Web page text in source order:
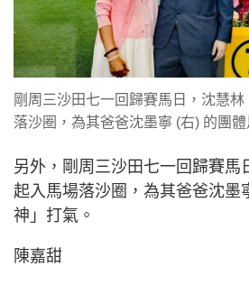
剛周三沙田七一回歸賽馬日，沈慧
落沙圈，為其爸爸沈墨寧 (右) 的團
另外，剛周三沙田七一回歸賽馬
起入馬場落沙圈，為其爸爸沈墨
神」打氣。
陳嘉甜